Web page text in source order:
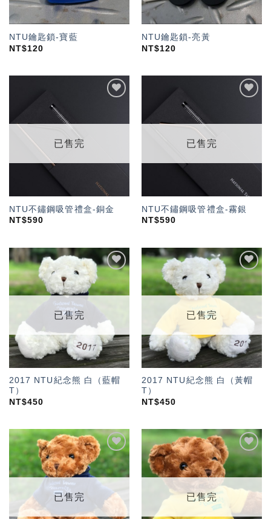
NTU鑰匙鎖-寶藍
NT$120
NTU鑰匙鎖-亮黃
NT$120
望輕
已售完
NTU不鏽鋼吸管禮盒-銅金
NT$590
望輕
已售完
NTU不鏽鋼吸管禮盒-霧銀
NT$590
「願
望輕
已售完
2017 NTU紀念熊 白（藍帽
T）
NT$450
加入
「願
望輕
已售完
2017 NTU紀念熊 白（黃帽
T）
NT$450
加入
「願
望輕
已售完
望輕
已售完